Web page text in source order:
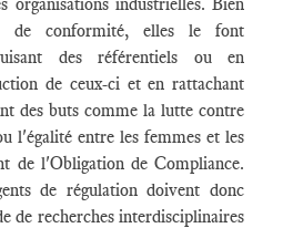
de conformité, elles le font
des référentiels ou en
de ceux-ci et en rattachant
des buts comme la lutte contre
l'égalité entre les femmes et les
de l'Obligation de Compliance.
de régulation doivent donc
de recherches interdisciplinaires